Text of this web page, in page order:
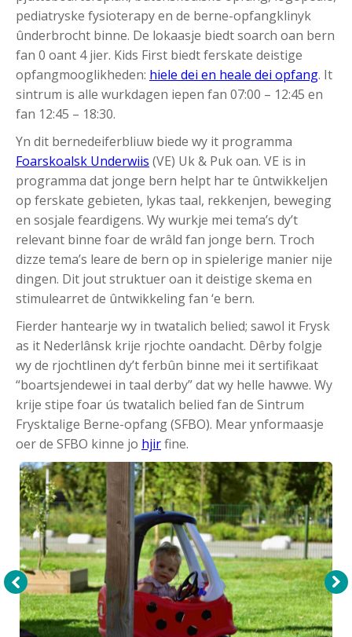
pediatryske fysioterapy en de berne-opfangklinyk
ûnderbrocht binne. De lokaasje biedt soarch oan bern
fan 0 oant 4 jier. Kids First biedt ferskate deistige
opfangmooglikheden: hiele dei en heale dei opfang. It
sintrum is alle wurkdagen iepen fan 07:00 – 12:45 en
fan 12:45 – 18:30.
Yn dit bernedeiferbliuw biede wy it programma
Foarskoalsk Underwiis (VE) Uk & Puk oan. VE is in
programma dat jonge bern helpt har te ûntwikkeljen
op ferskate gebieten, lykas taal, rekkenjen, beweging
en sosjale feardigens. Wy wurkje mei tema’s dy’t
relevant binne foar de wrâld fan jonge bern. Troch
dizze tema’s leare de bern op in spielerige manier nije
dingen. Dit jout struktuer oan it deistige skema en
stimulearret de ûntwikkeling fan ‘e bern.
Fierder hantearje wy in twatalich belied; sawol it Frysk
as it Nederlânsk krije rjochte oandacht. Dêrby folgje
wy de rjochtlinen dy’t ferbûn binne mei it sertifikaat
“boartsjendewei in taal derby” dat wy helle hawwe. Wy
krije stipe foar ús twatalich belied fan de Sintrum
Frysktalige Berne-opfang (SFBO). Mear ynformaasje
oer de SFBO kinne jo hjirfine.